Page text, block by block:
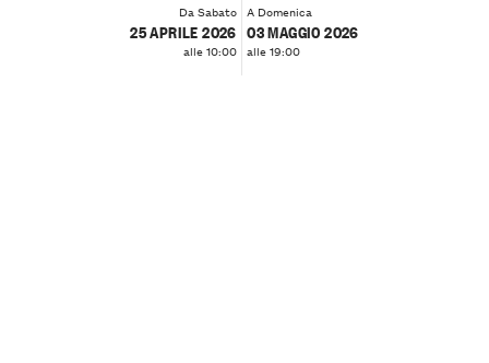
Da Sabato
25 APRILE 2026
alle 10:00
A Domenica
03 MAGGIO 2026
alle 19:00